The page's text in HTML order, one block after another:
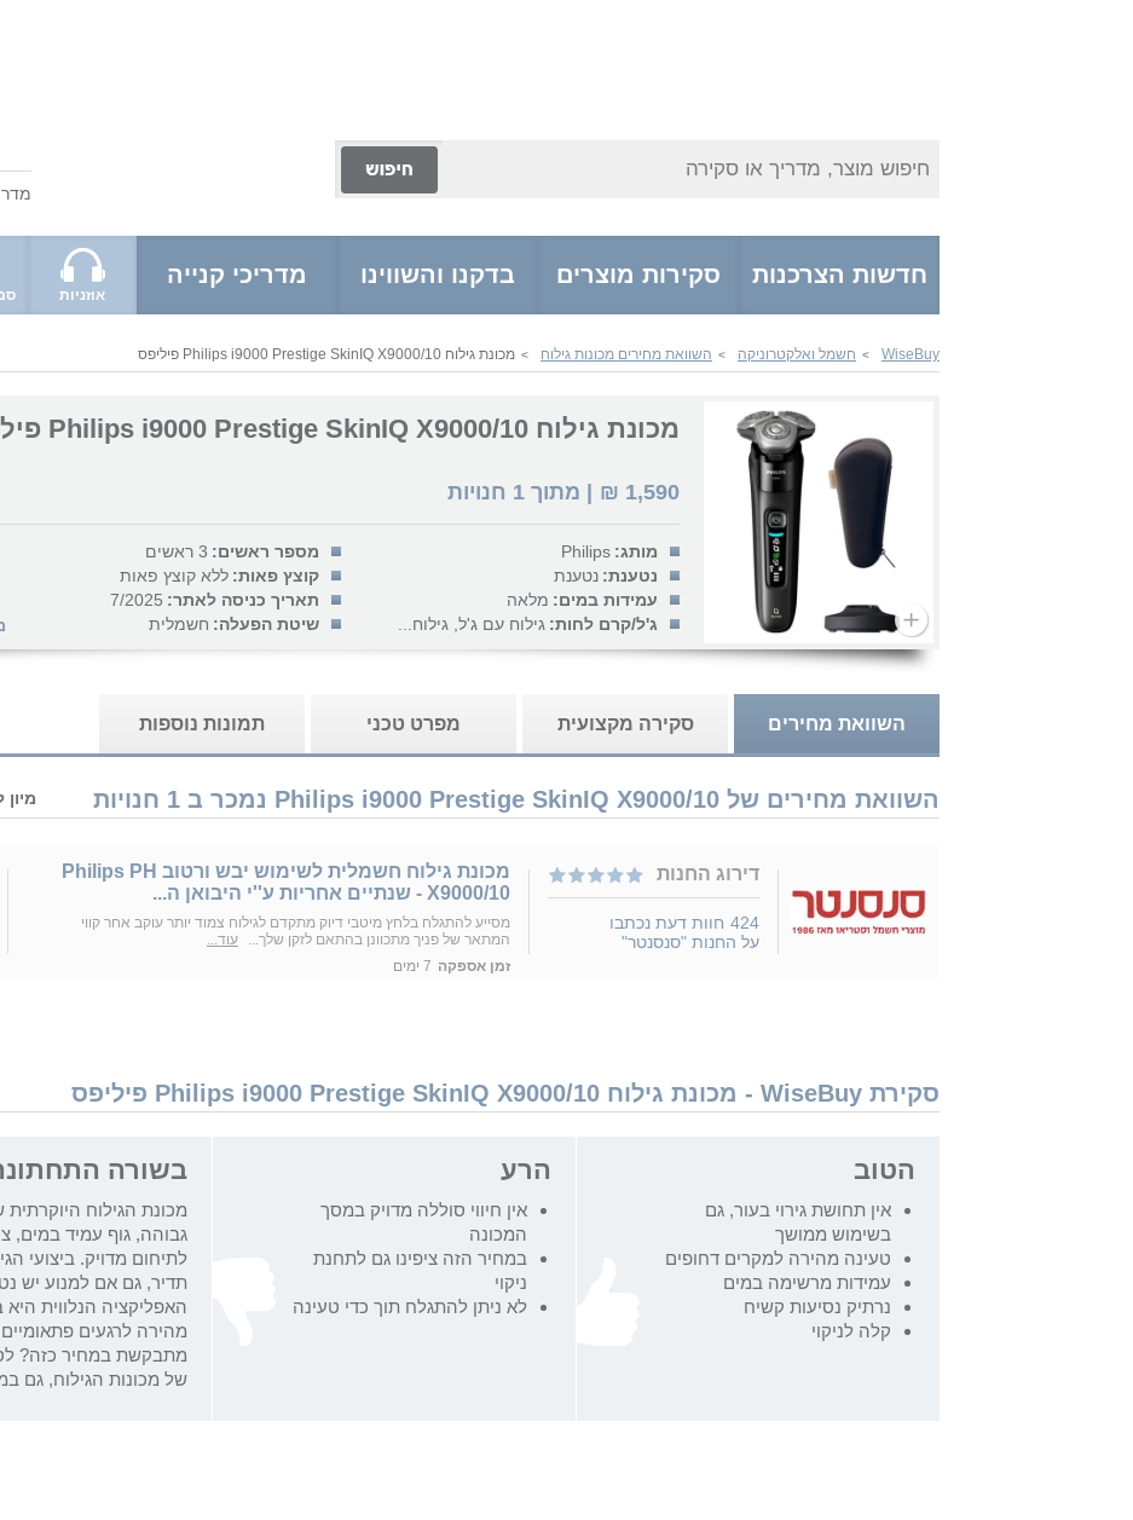
חיפוש מוצר, מדריך או סקירה
חדשות הצרכנות סקירות מוצרים בדקנו והשווינו מדריכי קנייה
אוזניות
WiseBuy
> חשמל ואלקטרוניקה > השוואת מחירים מכונות גילוח > מכונת גילוח Philips i9000 Prestige SkinIQ X9000/10 פיליפס
מכונת גילוח Philips i9000 Prestige SkinIQ X9000/10 פיליפס
1,590
₪ | מתוך 1 חנויות
מותג: Philips מספר ראשים: 3 ראשים
נטענת: נטענת קוצץ פאות: ללא קוצץ פאות
עמידות במים: מלאה תאריך כניסה לאתר: 7/2025
ג'ל/קרם לחות: גילוח עם ג'ל, גילוח... שיטת הפעלה: חשמלית
השוואת מחירים סקירה מקצועית מפרט טכני תמונות נוספות
השוואת מחירים של Philips i9000 Prestige SkinIQ X9000/10 נמכר ב 1 חנויות מיון
דירוג החנות
424 חוות דעת נכתבו
על החנות "סנסנטר"
מכונת גילוח חשמלית לשימוש יבש ורטוב Philips PH
X9000/10 - שנתיים אחריות ע''י היבואן ה...
מסייע להתגלח בלחץ מיטבי דיוק מתקדם לגילוח צמוד יותר עוקב אחר קווי
המתאר של פניך מתכוונן בהתאם לזקן שלך...
עוד...
זמן אספקה 7 ימים
סקירת WiseBuy - מכונת גילוח Philips i9000 Prestige SkinIQ X9000/10 פיליפס
הטוב
אין תחושת גירוי בעור, גם
בשימוש ממושך
טעינה מהירה למקרים דחופים
עמידות מרשימה במים
נרתיק נסיעות קשיח
קלה לניקוי
הרע
אין חיווי סוללה מדויק במסך
המכונה
במחיר הזה ציפינו גם לתחנת
ניקוי
לא ניתן להתגלח תוך כדי טעינה
בשורה
גבוהה, גוף עמיד במים,
לתיחום מדויק. ביצועי
תדיר, גם אם למנוע יש
האפליקציה הנלווית
מהירה לרגעים
של מכונות הגילוח, גם